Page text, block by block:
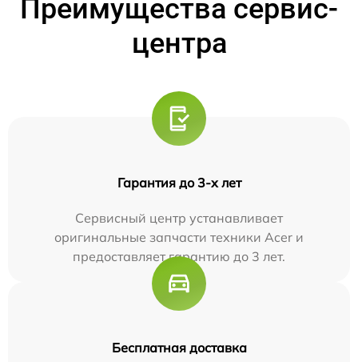
Преимущества сервис-
центра
Гарантия до 3-х лет
Сервисный центр устанавливает
оригинальные запчасти техники Acer и
предоставляет гарантию до 3 лет.
Бесплатная доставка